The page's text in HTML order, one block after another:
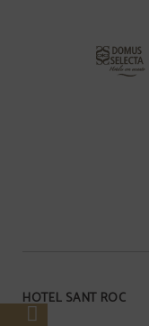
HOTEL SANT ROC